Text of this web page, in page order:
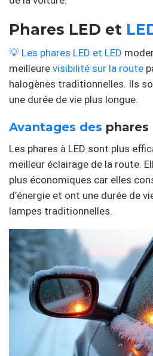
Phares LED et
💡 Les phares LED et LED
meilleure visibilité sur la route
halogènes traditionnelles. Ils
une durée de vie plus longue.
Avantages des phares
Les phares à LED sont plus
meilleur éclairage de la route.
plus économiques car elles
d’énergie et ont une durée de
lampes traditionnelles.